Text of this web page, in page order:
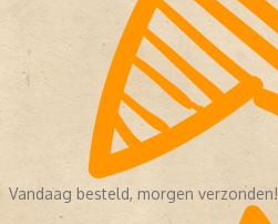
Vandaag besteld, morgen verzonden!